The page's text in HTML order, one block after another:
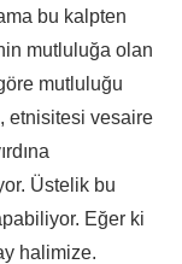
bu kalpten
mutluluğa olan
mutluluğu
etnisitesi vesaire
Üstelik bu
Eğer ki
halimize.